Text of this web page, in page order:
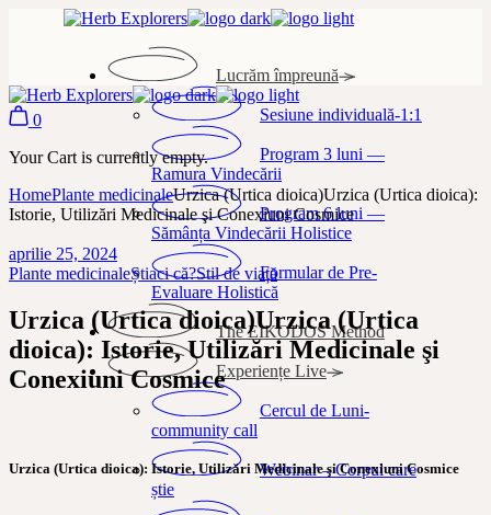
Lucrăm împreună
Sesiune individuală-1:1
Program 3 luni —
Ramura Vindecării
Program 6 luni —
Sămânța Vindecării Holistice
Formular de Pre-
Evaluare Holistică
The EIKODOS Method
Experiențe Live
Cercul de Luni-
community call
Webinar – Corpul care
știe
0
Your Cart is currently empty.
HomePlante medicinaleUrzica (Urtica dioica)Urzica (Urtica dioica):
Istorie, Utilizări Medicinale şi Conexiuni Cosmice
aprilie 25, 2024
Plante medicinaleȘtiaci că?Stil de viață
Urzica (Urtica dioica)Urzica (Urtica
dioica): Istorie, Utilizări Medicinale şi
Conexiuni Cosmice
Urzica (Urtica dioica): Istorie, Utilizări Medicinale şi Conexiuni Cosmice